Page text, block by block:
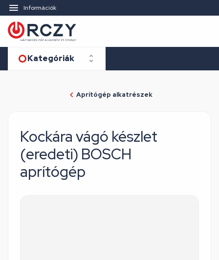
Információk
Kategóriák
Aprítógép alkatrészek
Kockára vágó készlet
(eredeti) BOSCH
aprítógép